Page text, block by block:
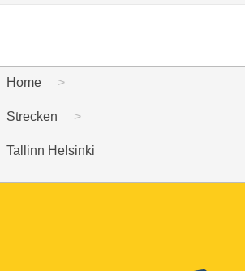
Home
Strecken
Tallinn Helsinki